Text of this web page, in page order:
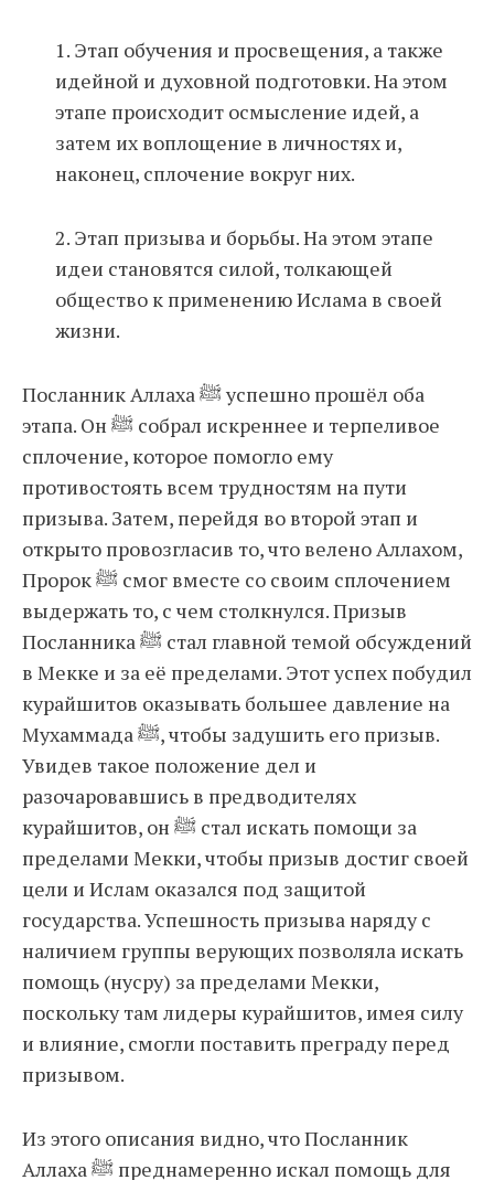
1. Этап обучения и просвещения, а также
идейной и духовной подготовки. На этом
этапе происходит осмысление идей, а
затем их воплощение в личностях и,
наконец, сплочение вокруг них.
2. Этап призыва и борьбы. На этом этапе
идеи становятся силой, толкающей
общество к применению Ислама в своей
жизни.
Посланник Аллаха ﷺ успешно прошёл оба
этапа. Он ﷺ собрал искреннее и терпеливое
сплочение, которое помогло ему
противостоять всем трудностям на пути
призыва. Затем, перейдя во второй этап и
открыто провозгласив то, что велено Аллахом,
Пророк ﷺ смог вместе со своим сплочением
выдержать то, с чем столкнулся. Призыв
Посланника ﷺ стал главной темой обсуждений
в Мекке и за её пределами. Этот успех побудил
курайшитов оказывать большее давление на
Мухаммада ﷺ, чтобы задушить его призыв.
Увидев такое положение дел и
разочаровавшись в предводителях
курайшитов, он ﷺ стал искать помощи за
пределами Мекки, чтобы призыв достиг своей
цели и Ислам оказался под защитой
государства. Успешность призыва наряду с
наличием группы верующих позволяла искать
помощь (нусру) за пределами Мекки,
поскольку там лидеры курайшитов, имея силу
и влияние, смогли поставить преграду перед
призывом.
Из этого описания видно, что Посланник
Аллаха ﷺ преднамеренно искал помощь для